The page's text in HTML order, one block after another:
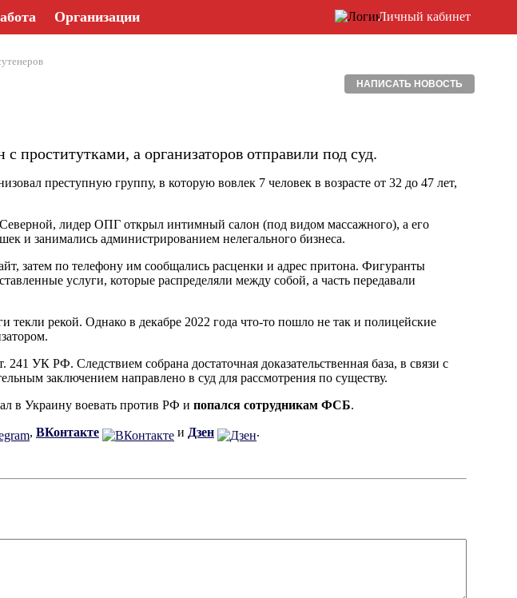
Организации Личный кабинет
НАПИСАТЬ НОВОСТЬ
проститутками, а организаторов отправили под суд.
преступную группу, в которую вовлек 7 человек в возрасте от 32 до 47 лет,
лидер ОПГ открыл интимный салон (под видом массажного), а его
и занимались администрированием нелегального бизнеса.
затем по телефону им сообщались расценки и адрес притона. Фигуранты
услуги, которые распределяли между собой, а часть передавали
текли рекой. Однако в декабре 2022 года что-то пошло не так и полицейские
241 УК РФ. Следствием собрана достаточная доказательственная база, в связи с
заключением направлено в суд для рассмотрения по существу.
в Украину воевать против РФ и попался сотрудникам ФСБ.
, ВКонтакте и Дзен .